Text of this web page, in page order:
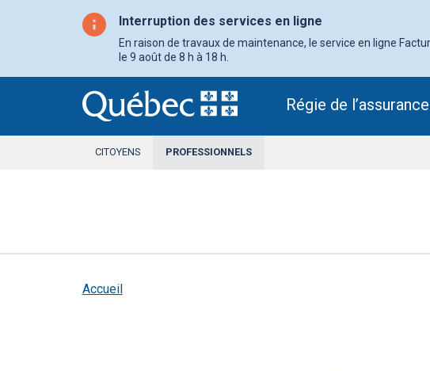
Interruption des services en ligne
En raison de travaux de maintenance, le service en ligne
le 9 août de 8 h à 18 h.
Régie de
CITOYENS PROFESSIONNELSSECTION
Accueil